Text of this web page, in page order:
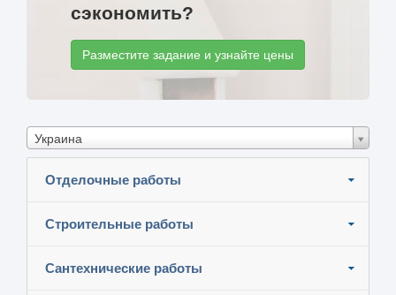
сэкономить?
Разместите задание и узнайте цены
Украина
Отделочные работы
Строительные работы
Сантехнические работы